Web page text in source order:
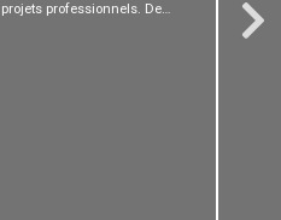
professionnels. De…